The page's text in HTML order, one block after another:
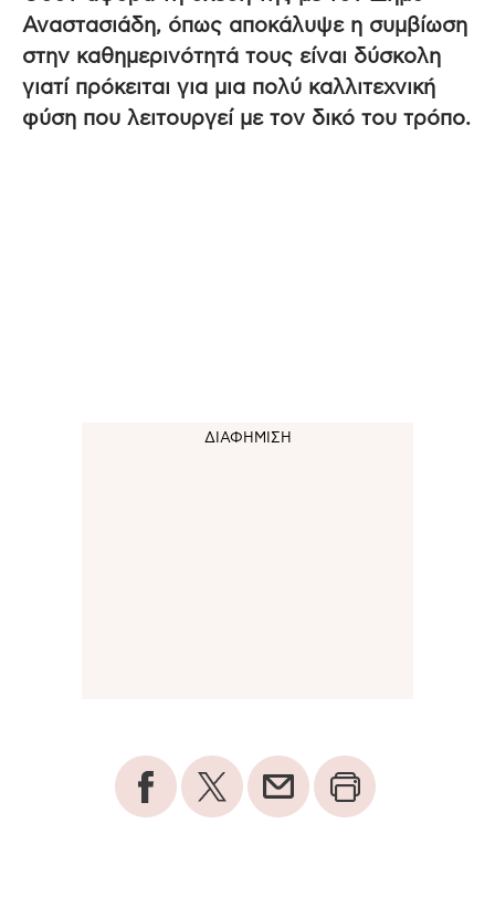
Αναστασιάδη, όπως αποκάλυψε η συμβίωση
στην καθημερινότητά τους είναι δύσκολη
γιατί πρόκειται για μια πολύ καλλιτεχνική
φύση που λειτουργεί με τον δικό του τρόπο.